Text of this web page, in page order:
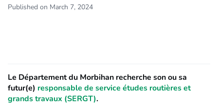
Published on March 7, 2024
Le Département du Morbihan recherche son ou sa
futur(e) responsable de service études routières et
grands travaux (SERGT).